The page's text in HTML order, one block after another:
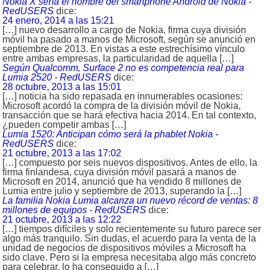
RedUSERS dice:
24 enero, 2014 a las 15:21
[…] nuevo desarrollo a cargo de Nokia, firma cuya división
móvil ha pasado a manos de Microsoft, según se anunció en
septiembre de 2013. En vistas a este estrechísimo vínculo
entre ambas empresas, la particularidad de aquella […]
Según Qualcomm, Surface 2 no es competencia real para
Lumia 2520 - RedUSERS dice:
28 octubre, 2013 a las 15:01
[…] noticia ha sido repasada en innumerables ocasiones:
Microsoft acordó la compra de la división móvil de Nokia,
transacción que se hará efectiva hacia 2014. En tal contexto,
¿pueden competir ambas […]
Lumia 1520: Anticipan cómo será la phablet Nokia -
RedUSERS dice:
21 octubre, 2013 a las 17:02
[…] compuesto por seis nuevos dispositivos. Antes de ello, la
firma finlandesa, cuya división móvil pasará a manos de
Microsoft en 2014, anunció que ha vendido 8 millones de
Lumia entre julio y septiembre de 2013, superando la […]
La familia Nokia Lumia alcanza un nuevo récord de ventas: 8
millones de equipos - RedUSERS dice:
21 octubre, 2013 a las 12:22
[…] tiempos difíciles y solo recientemente su futuro parece ser
algo más tranquilo. Sin dudas, el acuerdo para la venta de la
unidad de negocios de dispositivos móviles a Microsoft ha
sido clave. Pero si la empresa necesitaba algo más concreto
para celebrar, lo ha conseguido a […]